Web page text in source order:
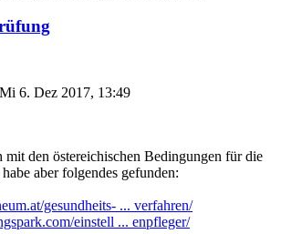
Mi 6. Dez 2017, 13:49
mit den östereichischen Bedingungen für die
aber folgendes gefunden:
gesundheits- ... verfahren/
einstell ... enpfleger/